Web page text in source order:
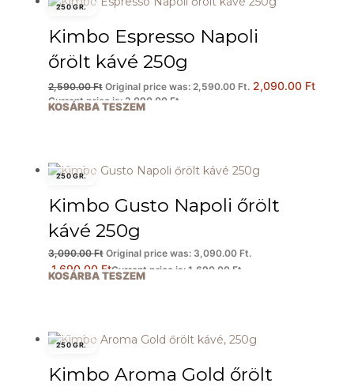
250 GR.
Kimbo Espresso Napoli
őrölt kávé 250g
2,590.00Ft Original price was: 2,590.00 Ft. 2,090.00 Ft
Current price is: 2,090.00 Ft.
KOSÁRBA TESZEM
250 GR.
Kimbo Gusto Napoli őrölt
kávé 250g
3,090.00Ft Original price was: 3,090.00 Ft.
1,690.00 FtCurrent price is: 1,690.00 Ft.
KOSÁRBA TESZEM
250 GR.
Kimbo Aroma Gold őrölt